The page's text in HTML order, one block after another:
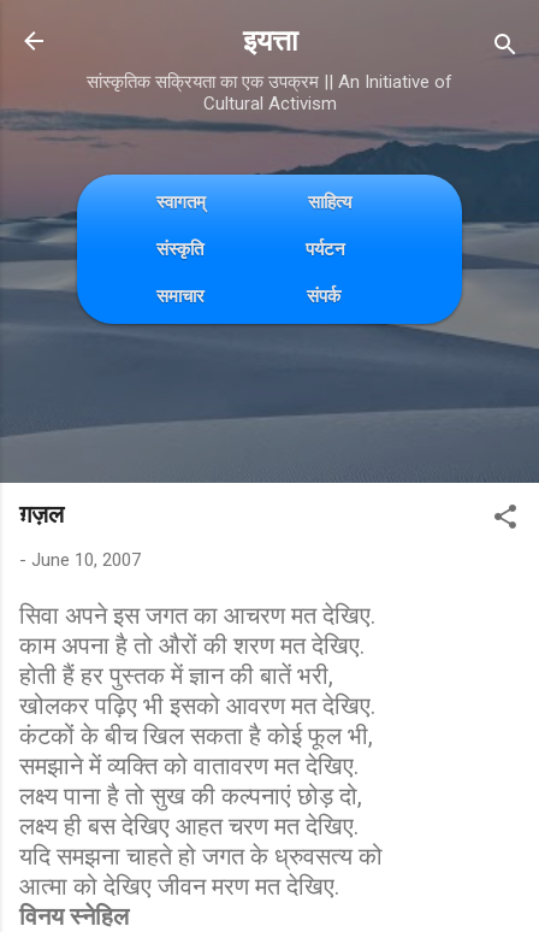
Skip to main content
इयत्ता
सांस्कृतिक सक्रियता का एक उपक्रम || An Initiative of
Cultural Activism
स्वागतम् साहित्य
संस्कृति पर्यटन
समाचार संपर्क
ग़ज़ल
- June 10, 2007
सिवा अपने इस जगत का आचरण मत देखिए.
काम अपना है तो औरों की शरण मत देखिए.
होती हैं हर पुस्तक में ज्ञान की बातें भरी,
खोलकर पढ़िए भी इसको आवरण मत देखिए.
कंटकों के बीच खिल सकता है कोई फूल भी,
समझाने में व्यक्ति को वातावरण मत देखिए.
लक्ष्य पाना है तो सुख की कल्पनाएं छोड़ दो,
लक्ष्य ही बस देखिए आहत चरण मत देखिए.
यदि समझना चाहते हो जगत के ध्रुवसत्य को
आत्मा को देखिए जीवन मरण मत देखिए.
विनय स्नेहिल